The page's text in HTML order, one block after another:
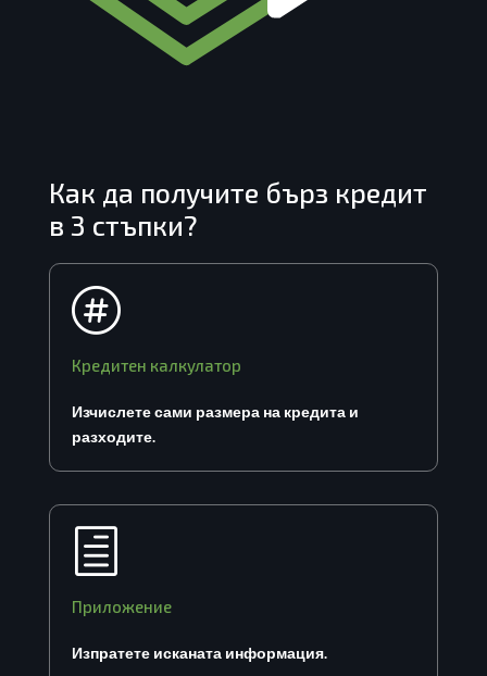
Как да получите бърз кредит
в 3 стъпки?

Кредитен калкулатор
Изчислете сами размера на кредита и
разходите.
h
Приложение
Изпратете исканата информация.